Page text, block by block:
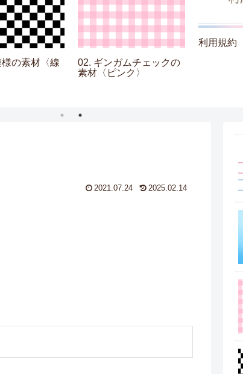
の素材〈線
02. ギンガムチェックの
素材〈ピンク〉
利用規約
2021.07.24 2025.02.14